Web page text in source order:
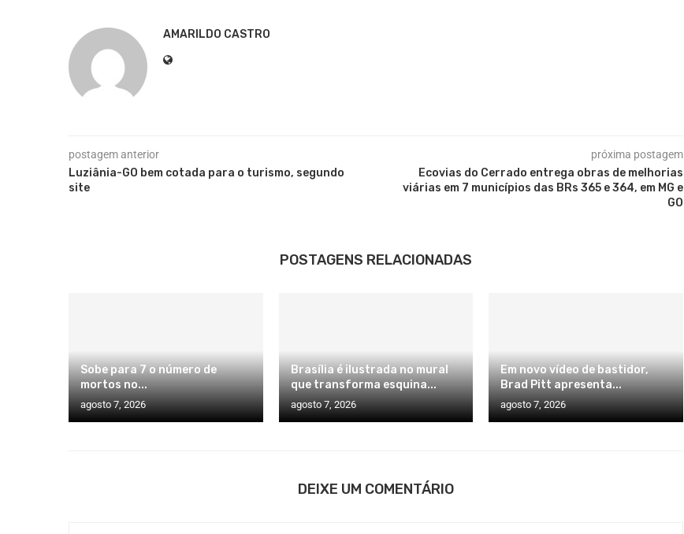
AMARILDO CASTRO
postagem anterior
Luziânia-GO bem cotada para o turismo, segundo
site
próxima postagem
Ecovias do Cerrado entrega obras de melhorias
viárias em 7 municípios das BRs 365 e 364, em MG e
GO
POSTAGENS RELACIONADAS
Sobe para 7 o número de
mortos no...
agosto 7, 2026
Brasília é ilustrada no mural
que transforma esquina...
agosto 7, 2026
Em novo vídeo de bastidor,
Brad Pitt apresenta...
agosto 7, 2026
DEIXE UM COMENTÁRIO